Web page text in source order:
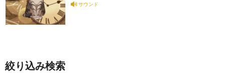
サウンド
絞り込み検索